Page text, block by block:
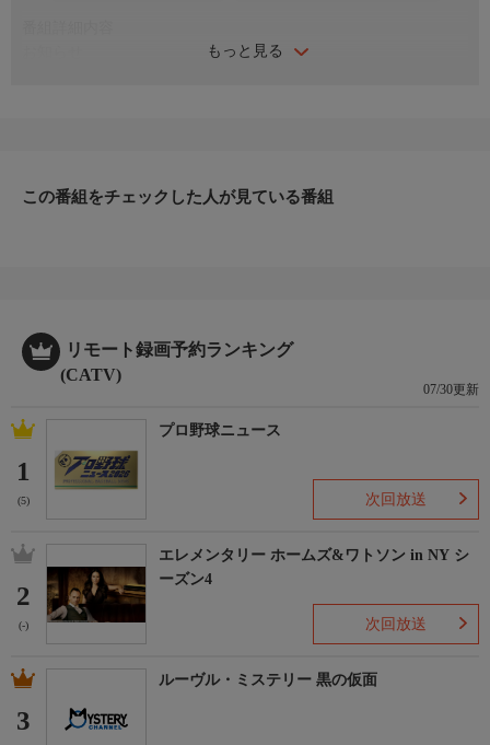
もっと見る
ヤーが厳選した商品を24時間ご紹介。世界中の逸品に出会う喜び
この番組をチェックした人が見ている番組
リモート録画予約ランキング
(CATV)
07/30更新
1
(5)
プロ野球ニュース
次回放送
2
(-)
エレメンタリー ホームズ&ワトソン in NY シ
ーズン4
次回放送
3
ルーヴル・ミステリー 黒の仮面